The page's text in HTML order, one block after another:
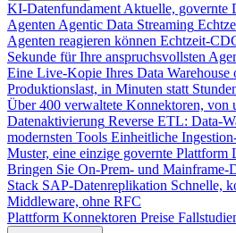
KI-Datenfundament Aktuelle, governte
Agenten Agentic Data Streaming
Agenten reagieren können Echtzeit-
Sekunde für Ihre anspruchsvollsten
Eine Live-Kopie Ihres Data Warehouse
Produktionslast, in Minuten statt
Über 400 verwaltete Konnektoren, von
Datenaktivierung Reverse ETL: Data-
modernsten Tools Einheitliche
Muster, eine einzige governte Plattform
Bringen Sie On-Prem- und Mainframe-
Stack SAP-Datenreplikation Schnelle,
Middleware, ohne RFC
Plattform Konnektoren Preise